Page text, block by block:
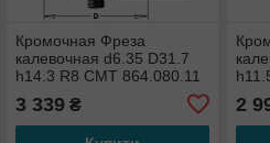
Кромочная Фреза
калевочная d6.35 D31.7
h14.3 R8 СМТ 864.080.11
3 339₴ 2